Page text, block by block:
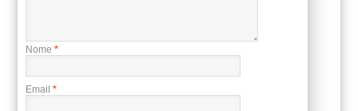
Nome *
Email *